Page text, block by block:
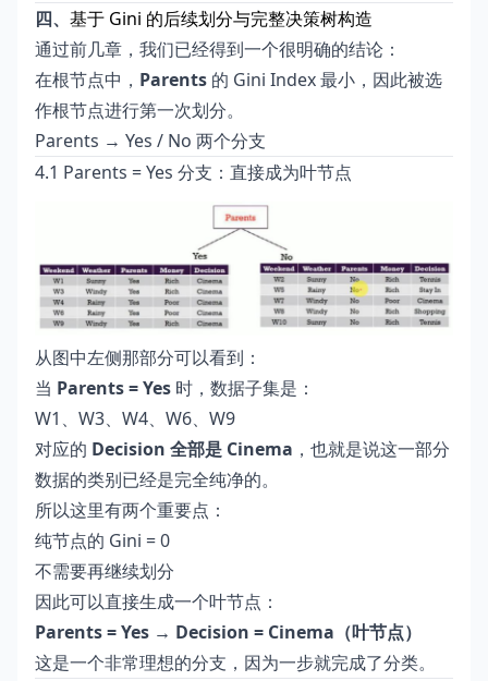
四、 基于 Gini 的后续划分与完整决策树构造
通过前几章，我们已经得到一个很明确的结论：
在根节点中， Parents 的 Gini Index 最小，因此被选
作根节点进行第一次划分。
Parents → Yes / No 两个分支
4.1 Parents = Yes 分支：直接成为叶节点
从图中左侧那部分可以看到：
当 Parents = Yes 时，数据子集是：
W1、W3、W4、W6、W9
对应的 Decision 全部是 Cinema ，也就是说这一部分
数据的类别已经是完全纯净的。
所以这里有两个重要点：
纯节点的 Gini = 0
不需要再继续划分
因此可以直接生成一个叶节点：
Parents = Yes → Decision = Cinema（叶节点）
这是一个非常理想的分支，因为一步就完成了分类。